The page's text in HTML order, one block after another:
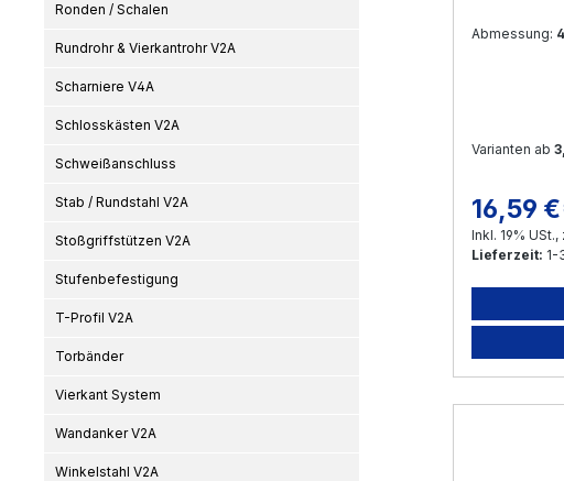
Ronden / Schalen
Rundrohr & Vierkantrohr V2A
Scharniere V4A
Schlosskästen V2A
Schweißanschluss
Stab / Rundstahl V2A
Stoßgriffstützen V2A
Stufenbefestigung
T-Profil V2A
Torbänder
Vierkant System
Wandanker V2A
Winkelstahl V2A
Abmessung:
Varianten ab
Regulärer
16,59
Inkl. 19% USt.,
Lieferzeit: 1-